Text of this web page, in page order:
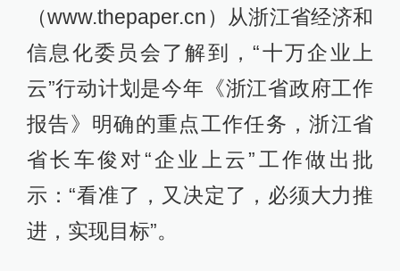
（www.thepaper.cn）从浙江省经济和
信息化委员会了解到，“十万企业上
云”行动计划是今年《浙江省政府工作
报告》明确的重点工作任务，浙江省
省长车俊对“企业上云”工作做出批
示：“看准了，又决定了，必须大力推
进，实现目标”。